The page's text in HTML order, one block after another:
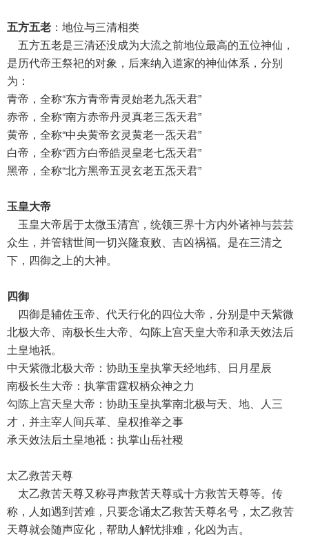
五方五老 ：地位与三清相类
五方五老是三清还没成为大流之前地位最高的五位神仙，
是历代帝王祭祀的对象，后来纳入道家的神仙体系，分别
为：
青帝，全称“东方青帝青灵始老九炁天君”
赤帝，全称“南方赤帝丹灵真老三炁天君”
黄帝，全称“中央黄帝玄灵黄老一炁天君”
白帝，全称“西方白帝皓灵皇老七炁天君”
黑帝，全称“北方黑帝五灵玄老五炁天君”
玉皇大帝
玉皇大帝居于太微玉清宫，统领三界十方内外诸神与芸芸
众生，并管辖世间一切兴隆衰败、吉凶祸福。是在三清之
下，四御之上的大神。
四御
四御是辅佐玉帝、代天行化的四位大帝，分别是中天紫微
北极大帝、南极长生大帝、勾陈上宫天皇大帝和承天效法后
土皇地祇。
中天紫微北极大帝：协助玉皇执掌天经地纬、日月星辰
南极长生大帝：执掌雷霆权柄众神之力
勾陈上宫天皇大帝：协助玉皇执掌南北极与天、地、人三
才，并主宰人间兵革、皇权推举之事
承天效法后土皇地祗：执掌山岳社稷
太乙救苦天尊
太乙救苦天尊又称寻声救苦天尊或十方救苦天尊等。传
称，人如遇到苦难，只要念诵太乙救苦天尊名号，太乙救苦
天尊就会随声应化，帮助人解忧排难，化凶为吉。